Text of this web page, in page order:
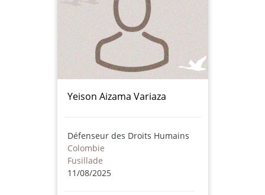
Yeison Aizama Variaza
Défenseur des Droits Humains
Colombie
Fusillade
11/08/2025